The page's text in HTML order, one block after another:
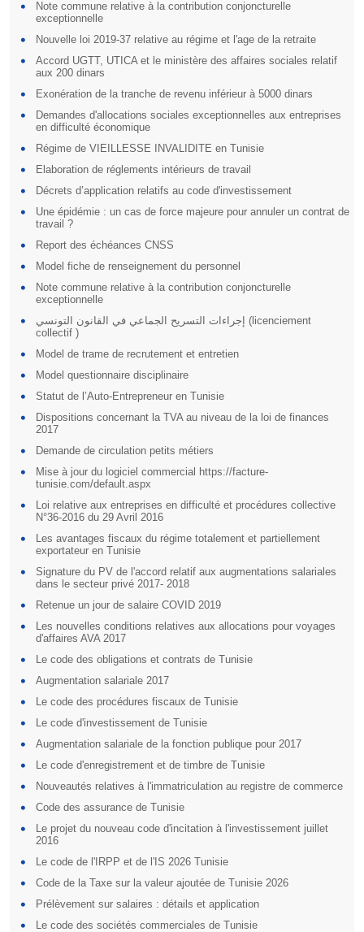
Note commune relative à la contribution conjoncturelle
exceptionnelle
Nouvelle loi 2019-37 relative au régime et l'age de la retraite
Accord UGTT, UTICA et le ministère des affaires sociales relatif
aux 200 dinars
Exonération de la tranche de revenu inférieur à 5000 dinars
Demandes d'allocations sociales exceptionnelles aux entreprises
en difficulté économique
Régime de VIEILLESSE INVALIDITE en Tunisie
Elaboration de réglements intérieurs de travail
Décrets d’application relatifs au code d'investissement
Une épidémie : un cas de force majeure pour annuler un contrat de
travail ?
Report des échéances CNSS
Model fiche de renseignement du personnel
Note commune relative à la contribution conjoncturelle
exceptionnelle
إجراءات التسريح الجماعي في القانون التونسي (licenciement
collectif )
Model de trame de recrutement et entretien
Model questionnaire disciplinaire
Statut de l’Auto-Entrepreneur en Tunisie
Dispositions concernant la TVA au niveau de la loi de finances
2017
Demande de circulation petits métiers
Mise à jour du logiciel commercial https://facture-
tunisie.com/default.aspx
Loi relative aux entreprises en difficulté et procédures collective
N°36-2016 du 29 Avril 2016
Les avantages fiscaux du régime totalement et partiellement
exportateur en Tunisie
Signature du PV de l'accord relatif aux augmentations salariales
dans le secteur privé 2017- 2018
Retenue un jour de salaire COVID 2019
Les nouvelles conditions relatives aux allocations pour voyages
d'affaires AVA 2017
Le code des obligations et contrats de Tunisie
Augmentation salariale 2017
Le code des procédures fiscaux de Tunisie
Le code d'investissement de Tunisie
Augmentation salariale de la fonction publique pour 2017
Le code d'enregistrement et de timbre de Tunisie
Nouveautés relatives à l'immatriculation au registre de commerce
Code des assurance de Tunisie
Le projet du nouveau code d'incitation à l'investissement juillet
2016
Le code de l'IRPP et de l'IS 2026 Tunisie
Code de la Taxe sur la valeur ajoutée de Tunisie 2026
Prélèvement sur salaires : détails et application
Le code des sociétés commerciales de Tunisie